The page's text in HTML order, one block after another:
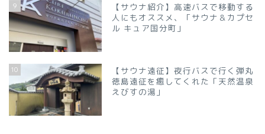
9
【サウナ紹介】高速バスで移動する
人にもオススメ、「サウナ＆カプセ
ル キュア国分町」
10
【サウナ遠征】夜行バスで行く弾丸
徳島遠征を癒してくれた「天然温泉
えびすの湯」